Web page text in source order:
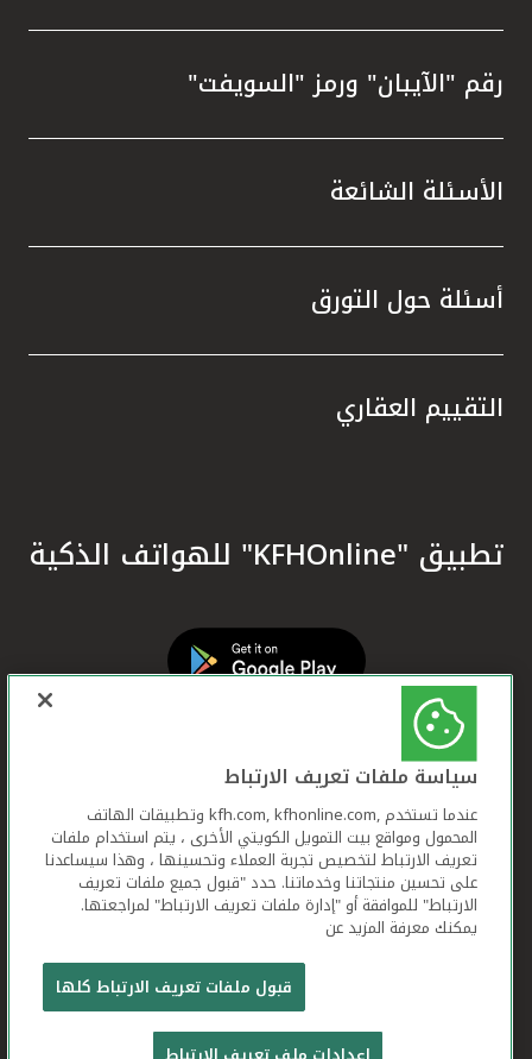
رقم "الآيبان" ورمز "السويفت"
الأسئلة الشائعة
أسئلة حول التورق
التقييم العقاري
تطبيق "KFHOnline" للهواتف الذكية
بيت التمويل الكويتي جميع الحقوق محفوظة © 2026
شروط وأحكام استخدام الموقع الإلكتروني
سياسة ملفات تعريف الارتباط
عندما تستخدم ,kfh.com, kfhonline.com وتطبيقات الهاتف
المحمول ومواقع بيت التمويل الكويتي الأخرى ، يتم استخدام ملفات
تعريف الارتباط لتخصيص تجربة العملاء وتحسينها ، وهذا سيساعدنا
على تحسين منتجاتنا وخدماتنا. حدد "قبول جميع ملفات تعريف
الارتباط" للموافقة أو "إدارة ملفات تعريف الارتباط" لمراجعتها.
يمكنك معرفة المزيد عن
قبول ملفات تعريف الارتباط كلها